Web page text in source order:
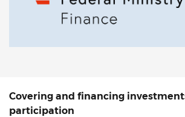
Covering and financing
participation